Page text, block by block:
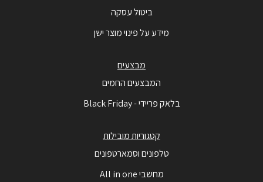
ביטול עסקה
מידע על פינוי מוצר ישן
מבצעים
המבצעים החמים
בלאק פריידי - Black Friday
קטגוריות מובילות
טלפונים וסמארטפונים
מחשבי All in one